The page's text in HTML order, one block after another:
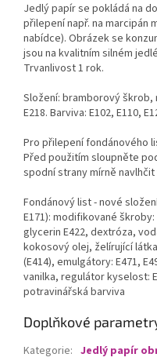
Jedlý papír se pokládá na
přilepení např. na marcipán
nabídce). Obrázek se
jsou na kvalitním silném
Trvanlivost 1 rok.
Složení: bramborový
E218. Barviva: E102, E110,
Pro přilepení fondánového
Před použitím sloupněte
spodní strany mírně navlhčit
Fondánový list - nové
E171): modifikované
glycerin E422, dextróza,
kokosový olej, želírující
(E414), emulgátory: E471,
vanilka, regulátor kyselost:
potravinářská barviva
Doplňkové
Kategorie: Jedlý papír